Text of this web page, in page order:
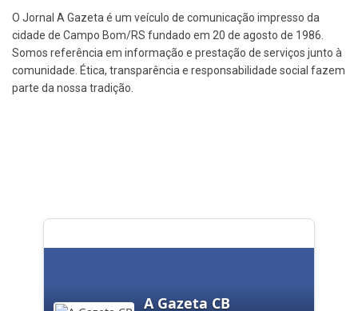
O Jornal A Gazeta é um veículo de comunicação impresso da
cidade de Campo Bom/RS fundado em 20 de agosto de 1986.
Somos referência em informação e prestação de serviços junto à
comunidade. Ética, transparência e responsabilidade social fazem
parte da nossa tradição.
A Gazeta CB